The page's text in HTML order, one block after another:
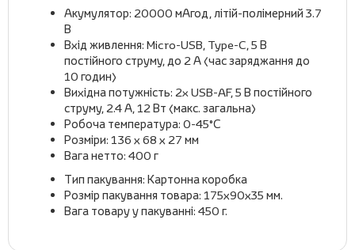
Акумулятор: 20000 мАгод, літій-полімерний 3.7
В
Вхід живлення: Micro-USB, Type-C, 5 В
постійного струму, до 2 А (час заряджання до
10 годин)
Вихідна потужність: 2x USB-AF, 5 В постійного
струму, 2.4 А, 12 Вт (макс. загальна)
Робоча температура: 0-45°С
Розміри: 136 х 68 х 27 мм
Вага нетто: 400 г
Тип пакування: Картонна коробка
Розмір пакування товара: 175х90х35 мм.
Вага товару у пакуванні: 450 г.